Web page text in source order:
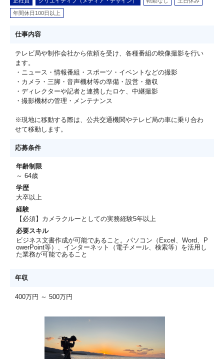
年間休日100日以上
仕事内容
テレビ局や制作会社から依頼を受け、各種番組の映像撮影を行い
ます。
・ニュース・情報番組・スポーツ・イベントなどの撮影
・カメラ・三脚・音声機材等の準備・設営・撤収
・ディレクターや記者と連携したロケ、中継撮影
・撮影機材の管理・メンテナンス
※現地に移動する際は、公共交通機関やテレビ局の車に乗り合わ
せて移動します。
応募条件
年齢制限
～ 64歳
学歴
大卒以上
経験
【必須】カメラクルーとしての実務経験5年以上
必要スキル
ビジネス文書作成が可能であること。パソコン（Excel、Word、P
owerPoint等）、インターネット（電子メール、検索等）を活用し
た業務が可能であること
年収
400万円 ～ 500万円